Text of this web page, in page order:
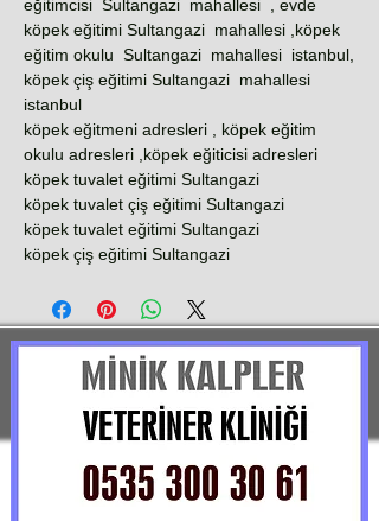
eğitimcisi Sultangazi mahallesi , evde
köpek eğitimi Sultangazi mahallesi ,köpek
eğitim okulu Sultangazi mahallesi istanbul,
köpek çiş eğitimi Sultangazi mahallesi
istanbul
köpek eğitmeni adresleri , köpek eğitim
okulu adresleri ,köpek eğiticisi adresleri
köpek tuvalet eğitimi Sultangazi
köpek tuvalet çiş eğitimi Sultangazi
köpek tuvalet eğitimi Sultangazi
köpek çiş eğitimi Sultangazi